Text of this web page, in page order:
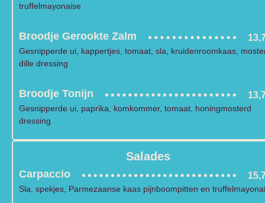
truffelmayonaise
Broodje Gerookte Zalm
Gesnipperde ui, kappertjes, tomaat, sla, kruidenroomkaas,
dille dressing
Broodje Tonijn
Gesnipperde ui, paprika, komkommer, tomaat, honingmosterd
dressing
Salades
Carpaccio
Sla, spekjes, Parmezaanse kaas pijnboompitten en